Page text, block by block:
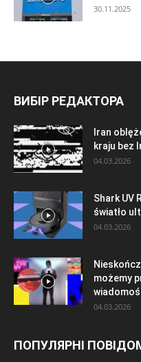
30.11.2025
ВИБІР РЕДАКТОРА
Iran
kraju bez
04.03.2026
Shark UV
światło
04.03.2026
możemy
04.03.2026
ПОПУЛЯРНІ